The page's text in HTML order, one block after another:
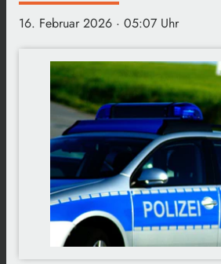
16. Februar 2026 · 05:07 Uhr